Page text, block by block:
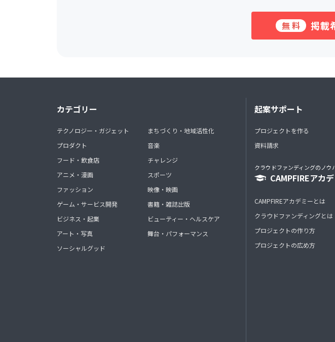
無料 掲載
カテゴリー
テクノロジー・ガジェット
プロダクト
フード・飲食店
アニメ・漫画
ファッション
ゲーム・サービス開発
ビジネス・起業
アート・写真
ソーシャルグッド
まちづくり・地域活性化
音楽
チャレンジ
スポーツ
映像・映画
書籍・雑誌出版
ビューティー・ヘルスケア
舞台・パフォーマンス
起案サポート
プロジェクトを作る
資料請求
クラウドファンディングのノウ
CAMPFIREアカ
CAMPFIREアカデミーとは
クラウドファンディングとは
プロジェクトの作り方
プロジェクトの広め方